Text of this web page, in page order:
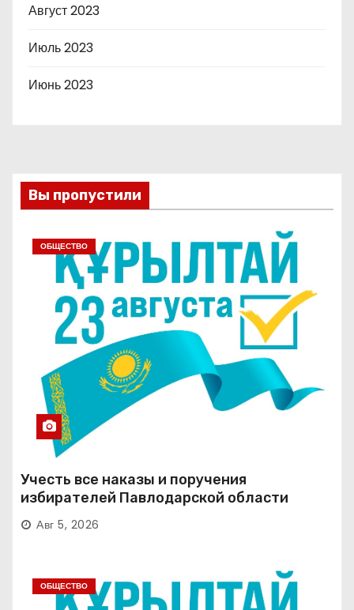
Август 2023
Июль 2023
Июнь 2023
Вы пропустили
ОБЩЕСТВО
Учесть все наказы и поручения
избирателей Павлодарской области
Авг 5, 2026
ОБЩЕСТВО